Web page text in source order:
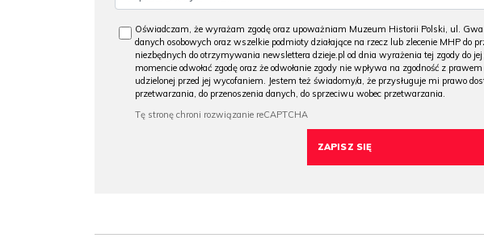
Oświadczam, że wyrażam zgodę oraz upoważniam Muzeum Historii Polski, ul.
danych osobowych oraz wszelkie podmioty działające na rzecz lub zlecenie MHP do
niezbędnych do otrzymywania newslettera dzieje.pl od dnia wyrażenia tej zgody do
momencie odwołać zgodę oraz że odwołanie zgody nie wpływa na zgodność z
udzielonej przed jej wycofaniem. Jestem też świadomy/a, że przysługuje mi prawo
przetwarzania, do przenoszenia danych, do sprzeciwu wobec przetwarzania.